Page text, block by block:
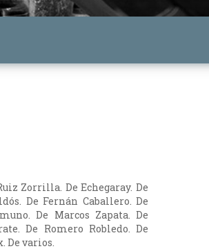
Zorrilla. De Echegaray. De
De Fernán Caballero. De
De Marcos Zapata. De
De Romero Robledo. De
De varios.